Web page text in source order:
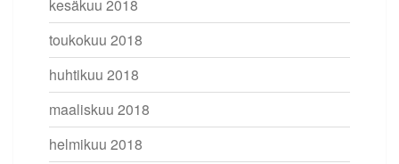
kesäkuu 2018
toukokuu 2018
huhtikuu 2018
maaliskuu 2018
helmikuu 2018